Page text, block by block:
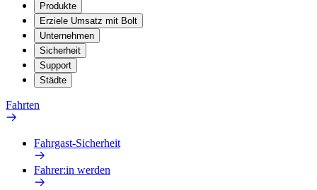
Produkte
Erziele Umsatz mit Bolt
Unternehmen
Sicherheit
Support
Städte
Fahrten
Fahrgast-Sicherheit
Fahrer:in werden